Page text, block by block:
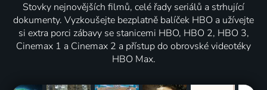
Stovky nejnovějších filmů, celé řady seriálů a strhující
dokumenty. Vyzkoušejte bezplatně balíček HBO a užívejte
si extra porci zábavy se stanicemi HBO, HBO 2, HBO 3,
Cinemax 1 a Cinemax 2 a přístup do obrovské videotéky
HBO Max.